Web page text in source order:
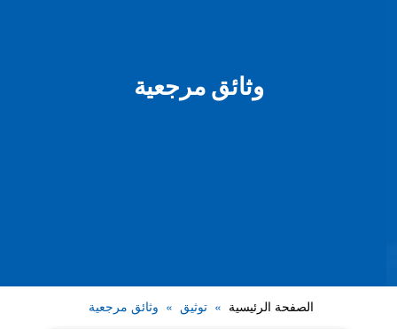
وثائق مرجعية
الصفحة الرئيسية توثيق وثائق مرجعية